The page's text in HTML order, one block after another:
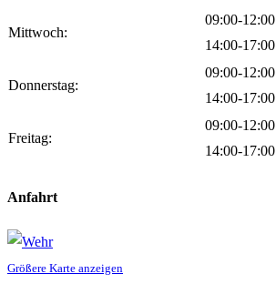
Mittwoch:
09:00-12:00
14:00-17:00
Donnerstag:
09:00-12:00
14:00-17:00
Freitag:
09:00-12:00
14:00-17:00
Anfahrt
Größere Karte anzeigen